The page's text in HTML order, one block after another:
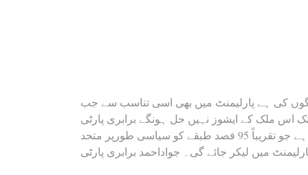
Post
navigation
کی ہے پارلیمنٹ میں بھی اسی تناسب سے جب
اس ملک کے ایشوز نہیں حل ہونگے برابری پارٹی
عام لوگوں کی واحد جماعت ہے جو تقریباً 95 فصد طبقے کو سیاسی طورپر متحد
میں لیکر جائے گی۔ جواداحمد برابری پارٹی